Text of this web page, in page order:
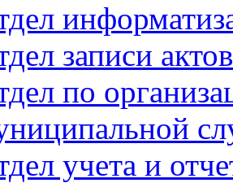
записи
по
учета и